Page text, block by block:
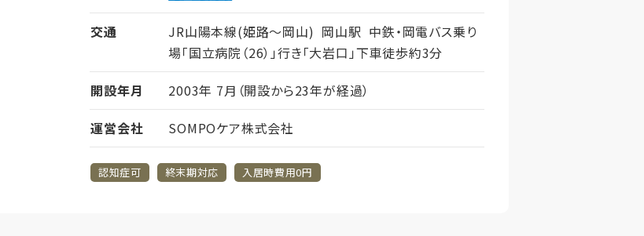
交通
JR山陽本線(姫路～岡山) 岡山駅 中鉄・岡電バス乗り
場「国立病院（26）」行き「大岩口」下車徒歩約3分
開設年月
2003年 7月（開設から23年が経過）
運営会社
SOMPOケア株式会社
認知症可 終末期対応 入居時費用0円